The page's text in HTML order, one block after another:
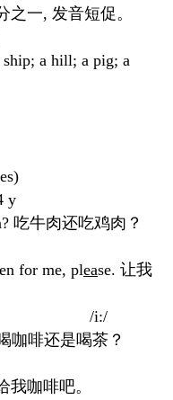
一, 发音短促。
a hill; a pig; a
y
吃牛肉还吃鸡肉？
for me, please. 让我
/i:/
咖啡还是喝茶？
我咖啡吧。